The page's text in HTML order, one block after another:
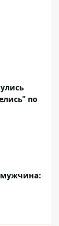
по
мужчина: